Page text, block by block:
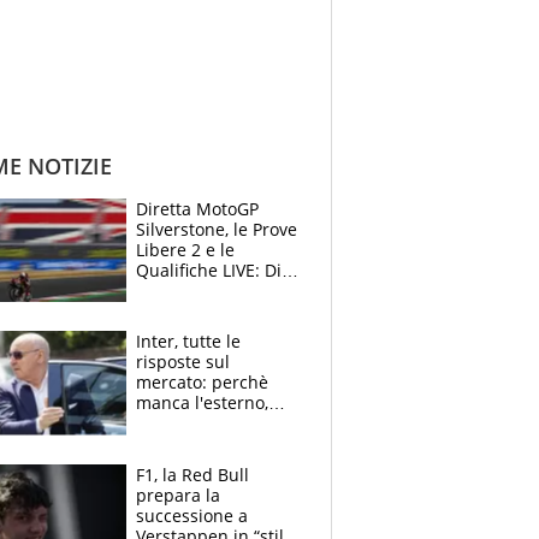
NOTIZIE
Diretta MotoGP
Silverstone, le Prove
Libere 2 e le
Qualifiche LIVE: Di
Bezzecchi
Inter, tutte le
risposte sul
mercato: perchè
manca l'esterno,
vero obiettivo di
Marotta
F1, la Red Bull
prepara la
successione a